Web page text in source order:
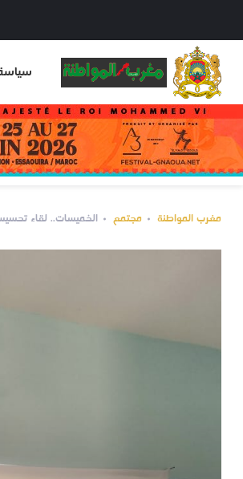
مغرب المواطنة مجتمع الخميسات.. لقاء